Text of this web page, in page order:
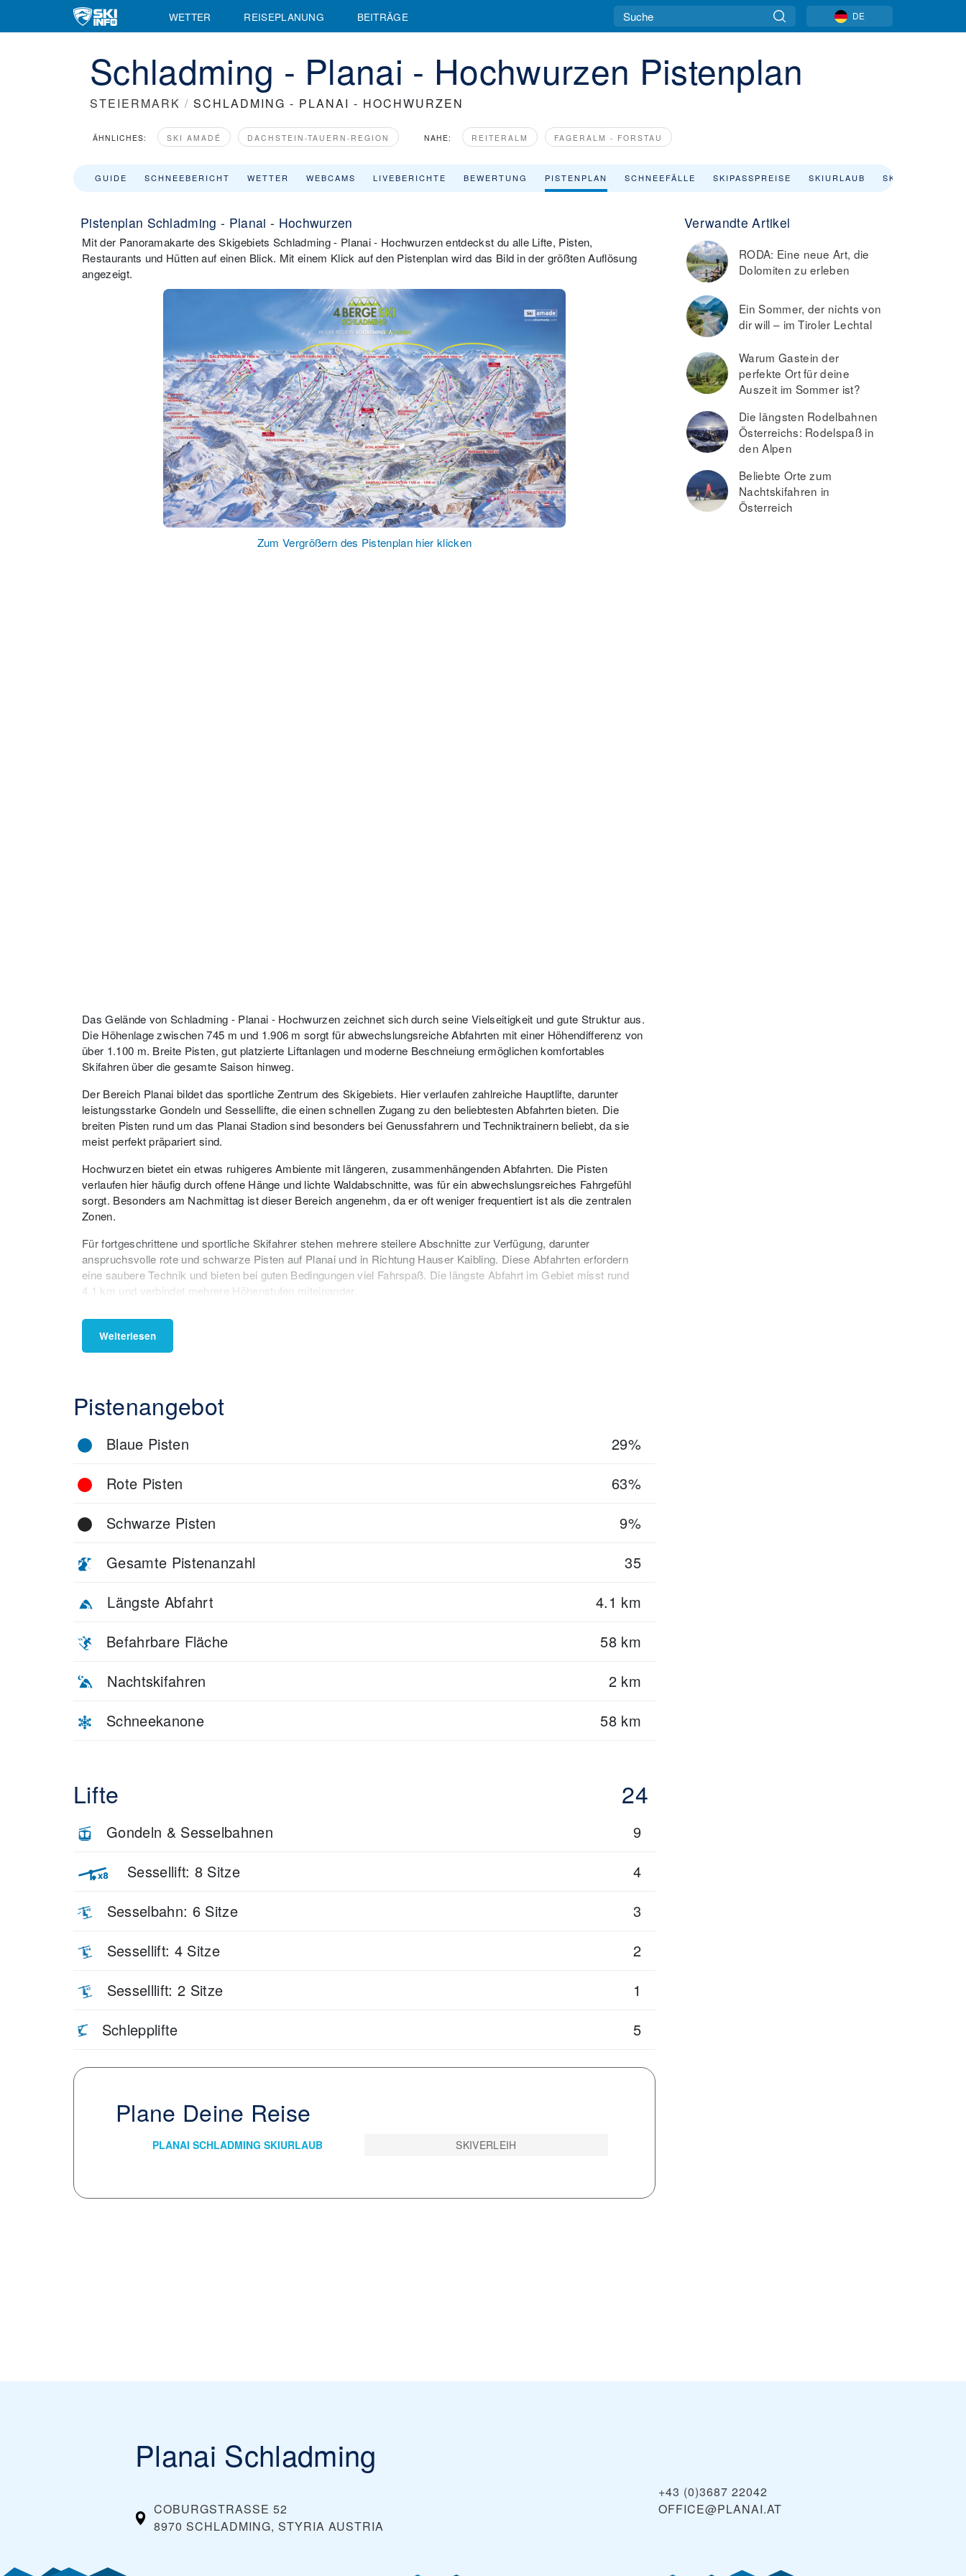
WETTER REISEPLANUNG BEITRÄGE DE
Schladming - Planai - Hochwurzen Pistenplan
STEIERMARK / SCHLADMING - PLANAI - HOCHWURZEN
ÄHNLICHES: SKI AMADÉ DACHSTEIN-TAUERN-REGION NAHE: REITERALM FAGERALM - FORSTAU
GUIDE SCHNEEBERICHT WETTER WEBCAMS LIVEBERICHTE BEWERTUNG PISTENPLAN SCHNEEFÄLLE SKIPASSPREISE SKIURLAUB SKIVERLEIH
Pistenplan Schladming - Planai - Hochwurzen
Mit der Panoramakarte des Skigebiets Schladming - Planai - Hochwurzen entdeckst du alle Lifte, Pisten,
Restaurants und Hütten auf einen Blick. Mit einem Klick auf den Pistenplan wird das Bild in der größten Auflösung
angezeigt.
Zum Vergrößern des Pistenplan hier klicken
Das Gelände von Schladming - Planai - Hochwurzen zeichnet sich durch seine Vielseitigkeit und gute Struktur aus.
Die Höhenlage zwischen 745 m und 1.906 m sorgt für abwechslungsreiche Abfahrten mit einer Höhendifferenz von
über 1.100 m. Breite Pisten, gut platzierte Liftanlagen und moderne Beschneiung ermöglichen komfortables
Skifahren über die gesamte Saison hinweg.
Der Bereich Planai bildet das sportliche Zentrum des Skigebiets. Hier verlaufen zahlreiche Hauptlifte, darunter
leistungsstarke Gondeln und Sessellifte, die einen schnellen Zugang zu den beliebtesten Abfahrten bieten. Die
breiten Pisten rund um das Planai Stadion sind besonders bei Genussfahrern und Techniktrainern beliebt, da sie
meist perfekt präpariert sind.
Hochwurzen bietet ein etwas ruhigeres Ambiente mit längeren, zusammenhängenden Abfahrten. Die Pisten
verlaufen hier häufig durch offene Hänge und lichte Waldabschnitte, was für ein abwechslungsreiches Fahrgefühl
sorgt. Besonders am Nachmittag ist dieser Bereich angenehm, da er oft weniger frequentiert ist als die zentralen
Zonen.
Für fortgeschrittene und sportliche Skifahrer stehen mehrere steilere Abschnitte zur Verfügung, darunter
anspruchsvolle rote und schwarze Pisten auf Planai und in Richtung Hauser Kaibling. Diese Abfahrten erfordern
eine saubere Technik und bieten bei guten Bedingungen viel Fahrspaß. Die längste Abfahrt im Gebiet misst rund
4,1 km und verbindet mehrere Höhenstufen miteinander.
Freestyle-Fans finden im Snowpark Planai einen gut ausgestatteten Bereich mit Kickern, Rails und technischen
Elementen. Ergänzt wird das Angebot durch eine Tubing-Strecke und spezielle Zonen für junge Wintersportler.
Dadurch eignet sich das Skigebiet auch hervorragend für Familien mit sportlichen Kindern und Jugendlichen.
übersichtliche Geländeaufteilung ermöglicht es, sich schnell zu orientieren und je nach Können passende Bereiche
Weiterlesen
Pistenangebot
Blaue Pisten
29%
Rote Pisten
63%
Schwarze Pisten
9%
Gesamte Pistenanzahl
35
Längste Abfahrt
4.1 km
Befahrbare Fläche
58 km
Nachtskifahren
2 km
Schneekanone
58 km
Lifte 24
Gondeln & Sesselbahnen
9
Sessellift: 8 Sitze
4
Sesselbahn: 6 Sitze
3
Sessellift: 4 Sitze
2
Sesselllift: 2 Sitze
1
Schlepplifte
5
Plane Deine Reise
PLANAI SCHLADMING SKIURLAUB SKIVERLEIH
Verwandte Artikel
RODA: Eine neue Art, die
Dolomiten zu erleben
Ein Sommer, der nichts von
dir will – im Tiroler Lechtal
Warum Gastein der
perfekte Ort für deine
Auszeit im Sommer ist?
Die längsten Rodelbahnen
Österreichs: Rodelspaß in
den Alpen
Beliebte Orte zum
Nachtskifahren in
Österreich
Planai Schladming
COBURGSTRASSE 52
8970 SCHLADMING, STYRIA AUSTRIA
+43 (0)3687 22042
OFFICE@PLANAI.AT